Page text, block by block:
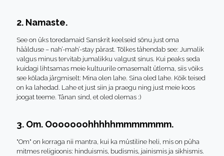
2. Namaste.
See on üks toredamaid Sanskrit keelseid sõnu just oma
häälduse – nah’-mah’-stay pärast. Tõlkes tähendab see: Jumalik
valgus minus tervitab jumalikku valgust sinus. Kui peaks seda
kuidagi lihtsamas meie kultuurile omasemalt ütlema, siis võiks
see kõlada järgmiselt: Mina olen lahe. Sina oled lahe. Kõik teised
on ka lahedad. Lahe et just siin ja praegu ning just meie koos
joogat teeme. Tänan sind, et oled olemas :)
3. Om. Ooooooohhhhhmmmmmmm.
"Om" on korraga nii mantra, kui ka müstiline heli, mis on püha
mitmes religioonis: hinduismis, budismis, jainismis ja sikhismis.